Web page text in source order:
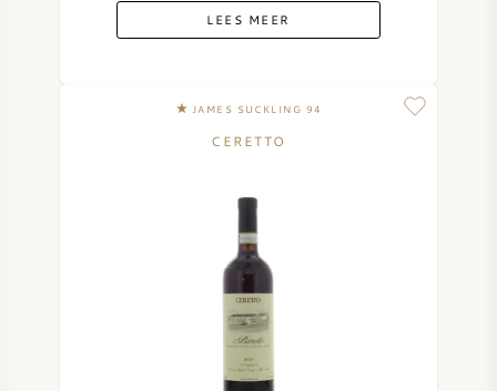
LEES MEER
JAMES SUCKLING 94
CERETTO